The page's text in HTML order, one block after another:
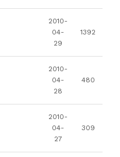
2010-
04-
29
1392
2010-
04-
28
480
2010-
04-
27
309